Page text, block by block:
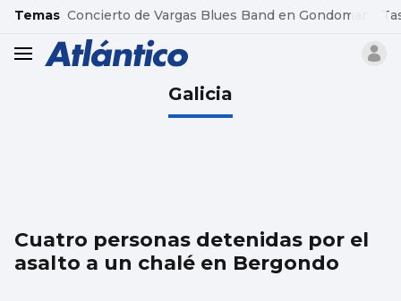
common.go-to-content
Temas Concierto de Vargas Blues Band en Gondomar
header.menu.open
Galicia
Cuatro personas detenidas por el
asalto a un chalé en Bergondo